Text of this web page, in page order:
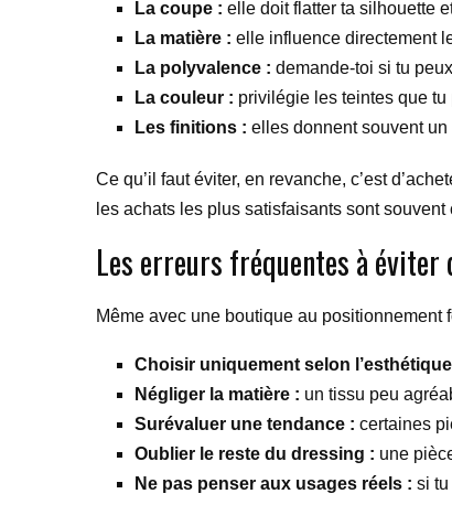
La coupe : elle doit flatter ta silhouette
La matière : elle influence directement
La polyvalence : demande-toi si tu
La couleur : privilégie les teintes que
Les finitions : elles donnent souvent
Ce qu’il faut éviter, en revanche, c’est
les achats les plus satisfaisants sont
Les erreurs fréquentes à éviter
Même avec une boutique au positionnement
Choisir uniquement selon
Négliger la matière : un tissu peu
Surévaluer une tendance : certaines
Oublier le reste du dressing : une
Ne pas penser aux usages réels : si tu